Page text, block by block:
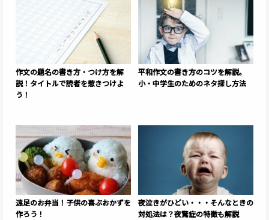
作文の題名の書き方・つけ方を解
説！タイトルで読者を惹きつけよ
う！
平和作文の書き方のコツを解説。
小・中学生のためのネタ探し方法
遠足のお弁当！子供の喜ぶおかずを
作ろう！
夜泣きがひどい・・・そんなときの
対処法は？夜驚症の特徴も解説